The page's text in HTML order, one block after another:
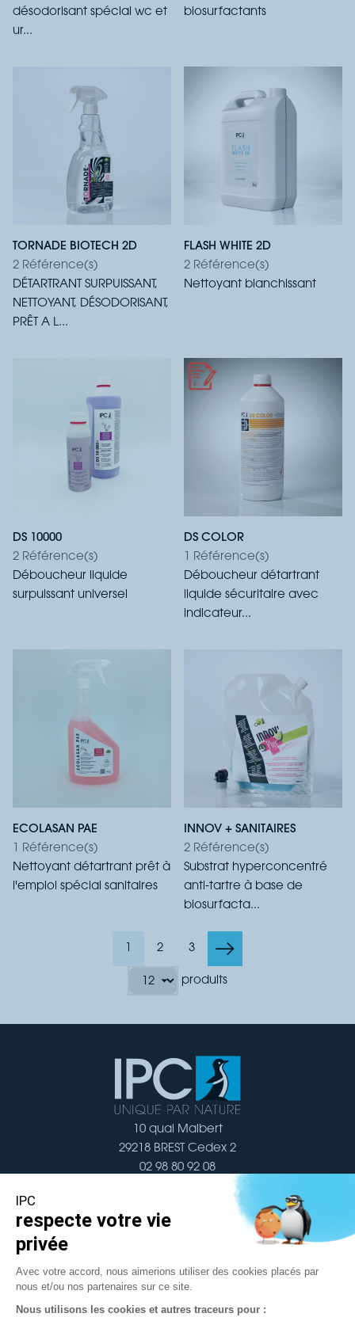
désodorisant spécial wc et
ur...
biosurfactants
TORNADE BIOTECH 2D
2 Référence(s)
DÉTARTRANT SURPUISSANT,
NETTOYANT, DÉSODORISANT,
PRÊT A L...
FLASH WHITE 2D
2 Référence(s)
Nettoyant blanchissant
DS 10000
2 Référence(s)
Déboucheur liquide
surpuissant universel
DS COLOR
1 Référence(s)
Déboucheur détartrant
liquide sécuritaire avec
indicateur...
ECOLASAN PAE
1 Référence(s)
Nettoyant détartrant prêt à
l'emploi spécial sanitaires
INNOV + SANITAIRES
2 Référence(s)
Substrat hyperconcentré
anti-tartre à base de
biosurfacta...
1 2 3
produits
10 quai Malbert
29218 BREST Cedex 2
02 98 80 92 08
Documentation